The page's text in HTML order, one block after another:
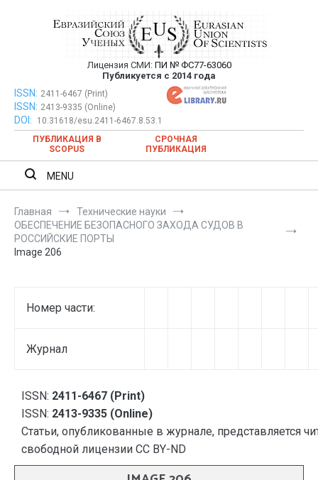
Евразийский Союз Ученых —
публикация научных статей в
ежемесячном научном журнале
Лицензия СМИ: ПИ № ФС77-63060
Публикуется с 2014 года
Евразийский Союз Ученых — публикация научных статей в
ежемесячном научном журнале
ISSN: 2411-6467 (Print)
ISSN: 2413-9335 (Online)
DOI:
10.31618/esu.2411-6467.8.53.1
ПУБЛИКАЦИЯ В
SCOPUS
СРОЧНАЯ
ПУБЛИКАЦИЯ
MENU
Главная
Технические науки
ОБЕСПЕЧЕНИЕ БЕЗОПАСНОГО ЗАХОДА СУДОВ В
РОССИЙСКИЕ ПОРТЫ
Image 206
Номер части:
Журнал
ISSN: 2411-6467 (Print)
ISSN: 2413-9335 (Online)
Статьи, опубликованные в журнале, представляется
свободной лицензии CC BY-ND